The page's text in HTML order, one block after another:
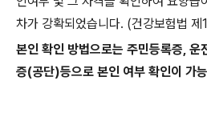
차가 강확되었습니다. (건강보험법
본인 확인 방법으로는 주민등록증, 운
증(공단)등으로 본인 여부 확인이 가